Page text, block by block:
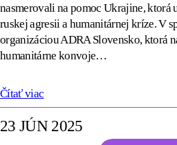
nasmerovali na pomoc Ukrajine, ktorá
ruskej agresii a humanitárnej kríze. V
organizáciou ADRA Slovensko, ktorá
humanitárne konvoje…
Čítať viac
23 JÚN 2025